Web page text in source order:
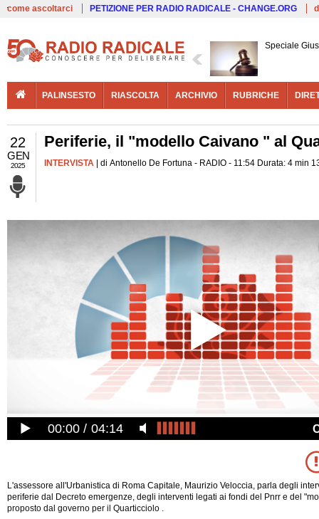
come ascoltarci PETIZIONE PER RADIO RADICALE - CHANGE.ORG
Speciale
PALINSESTO RIASCOLTA ARCHIVIO RUBRICHE
22
GEN
2025
Periferie, il "modello Caivano " al
INTERVISTA | di Antonello De Fortuna - RADIO - 11:54 Durata: 4 min
00:00 04:14
L'assessore all'Urbanistica di Roma Capitale, Maurizio Veloccia, parla degli
periferie dal Decreto emergenze, degli interventi legati ai fondi del Pnrr e del
proposto dal governo per il Quarticciolo .